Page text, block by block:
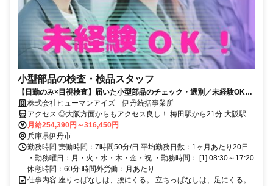
小型部品の検査・検品スタッフ
【日勤のみ×目視検査】届いた小型部品のチェック・選別／未経験OK／
土日休み×自転車・バイク通勤OK
株式会社ヒューマンアイズ 伊丹統括事業所
アクセス ◎大阪方面からもアクセス良し！ 梅田駅から21分 大阪駅か
ら15分！阪急とJRどちらも使えて便利
月給254,390円～316,450円
兵庫県伊丹市
勤務時間 実働時間：7時間50分/日 平均勤務日数：1ヶ月あたり20日
・勤務曜日：月・火・水・木・金・祝 ・勤務時間： [1] 08:30～17:20
休憩時間：60分 時間外労働：月あたり...
仕事内容 座りっぱなしは、腰にくる。 立ちっぱなしは、足にくる。